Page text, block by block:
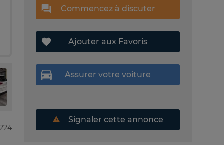
Commencez à discuter
Ajouter aux Favoris
Assurer votre voiture
Signaler cette annonce